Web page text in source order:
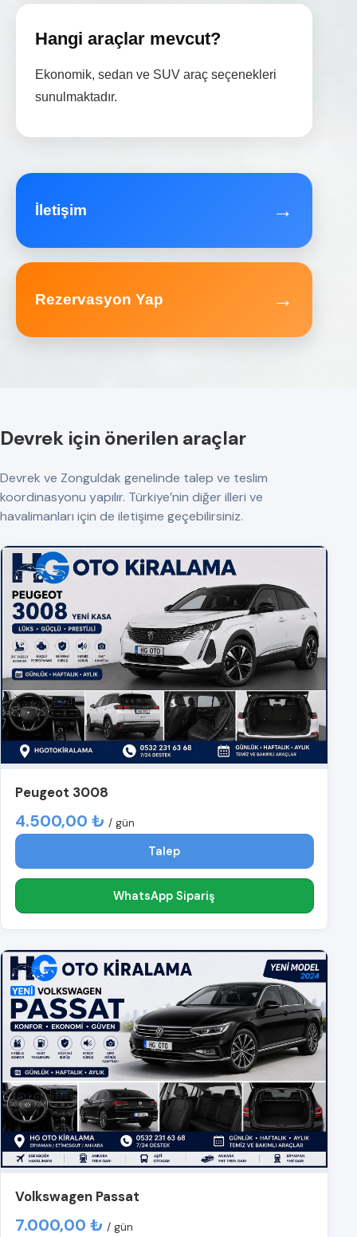
Hangi araçlar mevcut?
Ekonomik, sedan ve SUV araç seçenekleri
sunulmaktadır.
İletişim →
Rezervasyon Yap →
Devrek için önerilen araçlar
Devrek ve Zonguldak genelinde talep ve teslim
koordinasyonu yapılır. Türkiye’nin diğer illeri ve
havalimanları için de iletişime geçebilirsiniz.
Peugeot 3008
4.500,00 ₺ / gün
Talep
WhatsApp Sipariş
Volkswagen Passat
7.000,00 ₺ / gün